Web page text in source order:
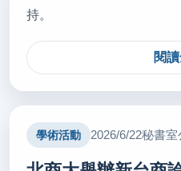
持。
閱
學術活動 2026/6/22秘書室